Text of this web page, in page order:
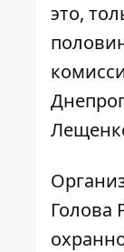
это,
Голова